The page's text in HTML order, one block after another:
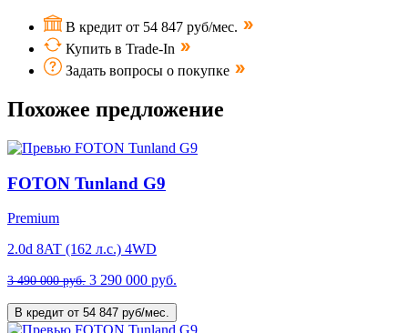
В кредит от 54 847 руб/мес.
Купить в Trade-In
Задать вопросы о покупке
Похожее предложение
FOTON Tunland G9
Premium
2.0d 8AT (162 л.с.) 4WD
3 490 000 руб. 3 290 000 руб.
В кредит от 54 847 руб/мес.